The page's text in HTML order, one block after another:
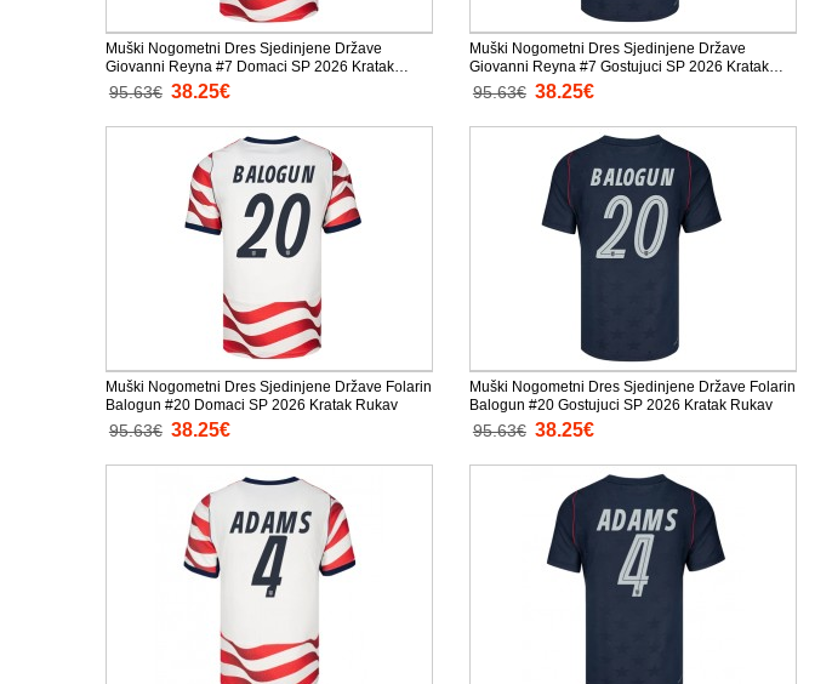
Muški Nogometni Dres Sjedinjene Države
Giovanni Reyna #7 Domaci SP 2026 Kratak
Rukav
95.63€ 38.25€
Muški Nogometni Dres Sjedinjene Države
Giovanni Reyna #7 Gostujuci SP 2026 Kratak
Rukav
95.63€ 38.25€
Muški Nogometni Dres Sjedinjene Države Folarin
Balogun #20 Domaci SP 2026 Kratak Rukav
95.63€ 38.25€
Muški Nogometni Dres Sjedinjene Države Folarin
Balogun #20 Gostujuci SP 2026 Kratak Rukav
95.63€ 38.25€